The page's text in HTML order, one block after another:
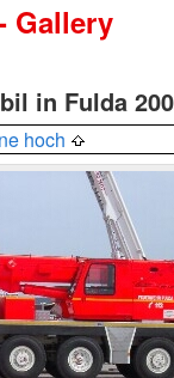
Gallery
in Fulda
hoch